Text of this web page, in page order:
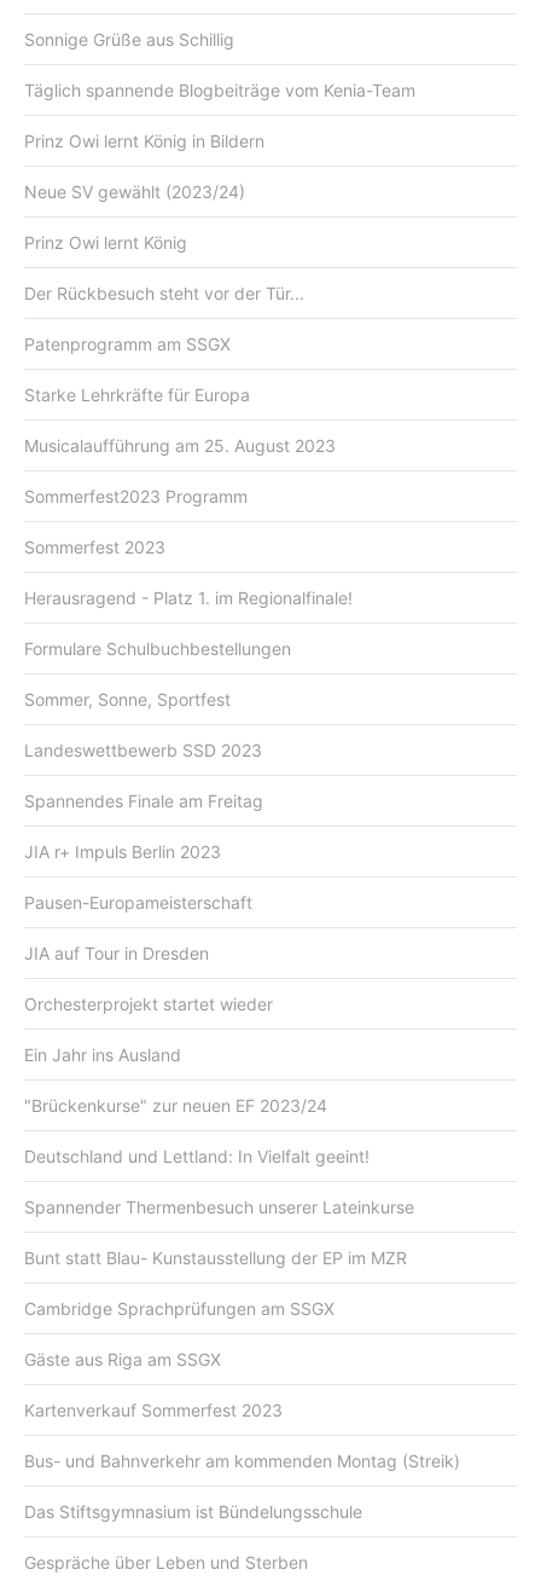
Sonnige Grüße aus Schillig
Täglich spannende Blogbeiträge vom Kenia-Team
Prinz Owi lernt König in Bildern
Neue SV gewählt (2023/24)
Prinz Owi lernt König
Der Rückbesuch steht vor der Tür...
Patenprogramm am SSGX
Starke Lehrkräfte für Europa
Musicalaufführung am 25. August 2023
Sommerfest2023 Programm
Sommerfest 2023
Herausragend - Platz 1. im Regionalfinale!
Formulare Schulbuchbestellungen
Sommer, Sonne, Sportfest
Landeswettbewerb SSD 2023
Spannendes Finale am Freitag
JIA r+ Impuls Berlin 2023
Pausen-Europameisterschaft
JIA auf Tour in Dresden
Orchesterprojekt startet wieder
Ein Jahr ins Ausland
"Brückenkurse" zur neuen EF 2023/24
Deutschland und Lettland: In Vielfalt geeint!
Spannender Thermenbesuch unserer Lateinkurse
Bunt statt Blau- Kunstausstellung der EP im MZR
Cambridge Sprachprüfungen am SSGX
Gäste aus Riga am SSGX
Kartenverkauf Sommerfest 2023
Bus- und Bahnverkehr am kommenden Montag (Streik)
Das Stiftsgymnasium ist Bündelungsschule
Gespräche über Leben und Sterben